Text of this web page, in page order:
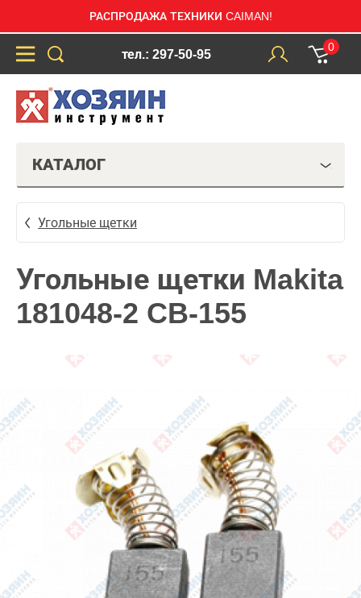
РАСПРОДАЖА ТЕХНИКИ CAIMAN!
тел.: 297-50-95
0
КАТАЛОГ
Угольные щетки
Угольные щетки Makita
181048-2 CB-155